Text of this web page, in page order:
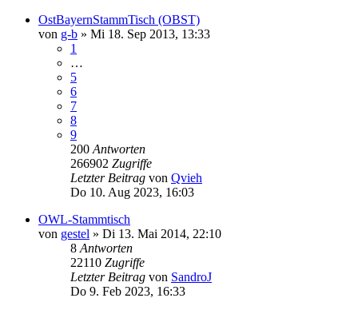
OstBayernStammTisch (OBST)
von g-b » Mi 18. Sep 2013, 13:33
1
…
5
6
7
8
9
200 Antworten
266902 Zugriffe
Letzter Beitrag von Qvieh
Do 10. Aug 2023, 16:03
OWL-Stammtisch
von gestel » Di 13. Mai 2014, 22:10
8 Antworten
22110 Zugriffe
Letzter Beitrag von SandroJ
Do 9. Feb 2023, 16:33